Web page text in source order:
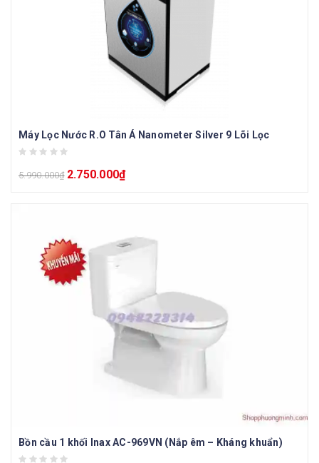
Máy Lọc Nước R.O Tân Á Nanometer Silver 9 Lõi Lọc
5.990.000₫ 2.750.000₫
Bồn cầu 1 khối Inax AC-969VN (Nắp êm – Kháng khuẩn)